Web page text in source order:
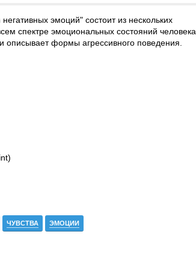
эмоций" состоит из нескольких
спектре эмоциональных состояний человека.
описывает формы агрессивного поведения.
ЧУВСТВА ЭМОЦИИ